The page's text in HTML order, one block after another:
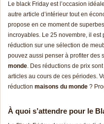
Le black Friday est l’occasion
autre article d’intérieur tout en
propose en ce moment de
incroyables. Le 25 novembre, il est
réduction sur une sélection de
pouvez aussi penser à profiter des
monde. Des réductions de prix
articles au cours de ces périodes.
réduction maisons du monde ?
À quoi s’attendre pour le